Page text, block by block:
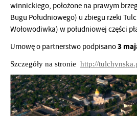
winnickiego, położone na prawym
Bugu Południowego) u zbiegu rzeki
Wołowodiwka) w południowej części
Umowę o partnerstwo podpisano3
Szczegóły na stronie http://